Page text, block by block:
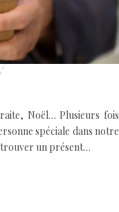
Noël… Plusieurs fois
spéciale dans notre
trouver un présent…